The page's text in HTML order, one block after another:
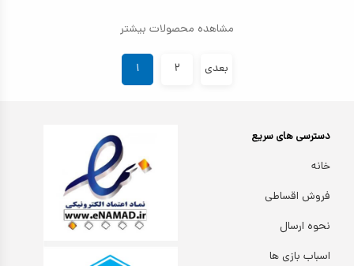
مشاهده محصولات بیشتر
۱ ۲ بعدی
دسترسی های سریع
خانه
فروش اقساطی
نحوه ارسال
اسباب بازی ها